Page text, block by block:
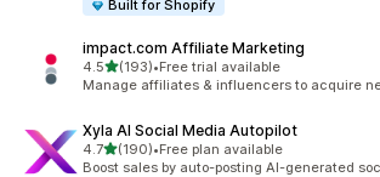
Built for Shopify
impact.com Affiliate Marketing
4.55つ星中
(193)
合計レビュー数：193件
•Free trial available
Manage affiliates & influencers to acquire
Xyla AI Social Media Autopilot
4.75つ星中
(190)
合計レビュー数：190件
•Free plan available
Boost sales by auto-posting AI-generated